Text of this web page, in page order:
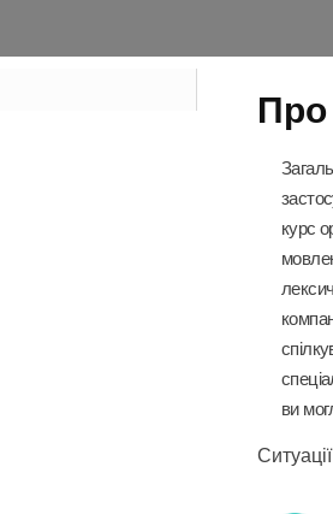
курс
ви